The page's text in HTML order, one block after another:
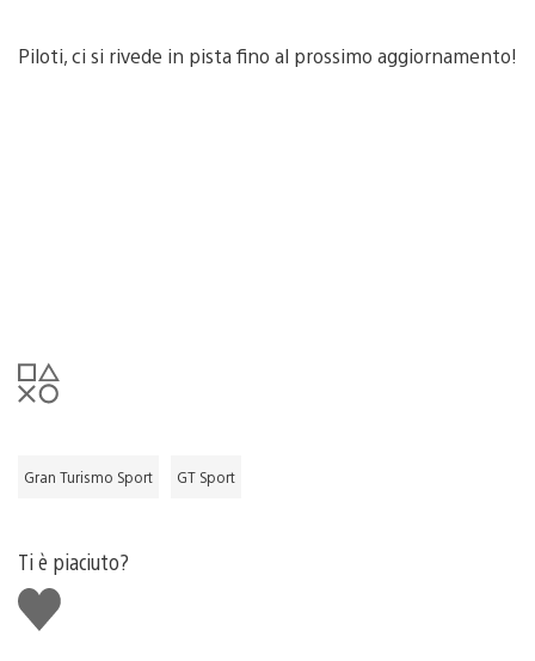
Piloti, ci si rivede in pista fino al prossimo aggiornamento!
Gran Turismo Sport GT Sport
Ti è piaciuto?
Mi
piace